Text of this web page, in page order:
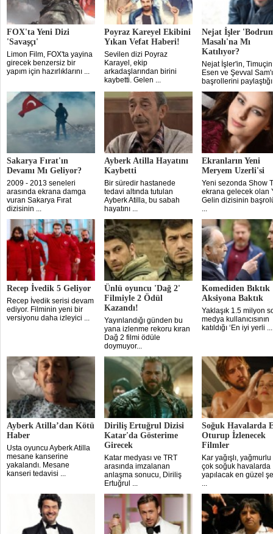
FOX'ta Yeni Dizi
'Savaşçı'
Limon Film, FOX'ta yayina
girecek benzersiz bir
yapım için hazırlıklarını ...
Poyraz Kareyel Ekibini
Yıkan Vefat Haberi!
Sevilen dizi Poyraz
Karayel, ekip
arkadaşlarından birini
kaybetti. Gelen ...
Nejat İşler
Masalı'na Mı
Katılıyor?
Nejat İşler'in, Timuçin
Esen ve Şevval
başrollerini
Sakarya Fırat'ın
Devamı Mı Geliyor?
2009 - 2013 seneleri
arasında ekrana damga
vuran Sakarya Fırat
dizisinin ...
Ayberk Atilla Hayatını
Kaybetti
Bir süredir hastanede
tedavi altında tutulan
Ayberk Atilla, bu sabah
hayatını ...
Ekranların Yeni
Meryem Uzerli'si
Yeni sezonda Show
ekrana gelecek olan
Gelin dizisinin
...
Recep İvedik 5 Geliyor
Recep İvedik serisi devam
ediyor. Filminin yeni bir
versiyonu daha izleyici ...
Ünlü oyuncu 'Dağ 2'
Filmiyle 2 Ödül
Kazandı!
Yayınlandığı günden bu
yana izlenme rekoru kıran
Dağ 2 filmi ödüle
doymuyor...
Komediden Bıktık
Aksiyona Baktık
Yaklaşık 1.5 milyon
medya kullanıcısının
katıldığı ‘En iyi yerli ...
Ayberk Atilla’dan Kötü
Haber
Usta oyuncu Ayberk Atilla
mesane kanserine
yakalandı. Mesane
kanseri tedavisi ...
Diriliş Ertuğrul Dizisi
Katar'da Gösterime
Girecek
Katar medyası ve TRT
arasında imzalanan
anlaşma sonucu, Diriliş
Ertuğrul ...
Soğuk Havalarda
Oturup İzlenecek
Filmler
Kar yağışlı,
çok soğuk havalarda
yapılacak en güzel
...